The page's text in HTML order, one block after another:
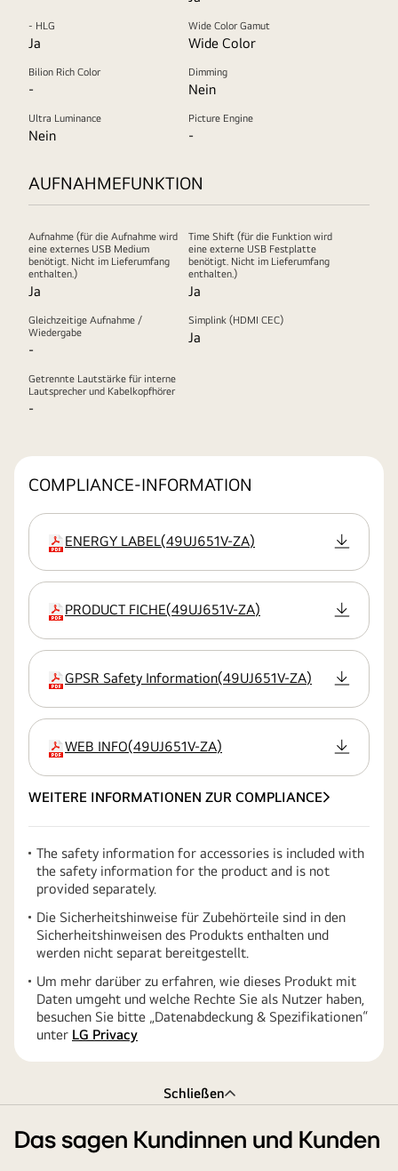
- HLG
Ja
Wide Color Gamut
Wide Color
Bilion Rich Color
-
Dimming
Nein
Ultra Luminance
Nein
Picture Engine
-
AUFNAHMEFUNKTION
Aufnahme (für die Aufnahme wird
eine externes USB Medium
benötigt. Nicht im Lieferumfang
enthalten.)
Ja
Time Shift (für die Funktion wird
eine externe USB Festplatte
benötigt. Nicht im Lieferumfang
enthalten.)
Ja
Gleichzeitige Aufnahme /
Wiedergabe
-
Simplink (HDMI CEC)
Ja
Getrennte Lautstärke für interne
Lautsprecher und Kabelkopfhörer
-
COMPLIANCE-INFORMATION
Erweiterung
ENERGY LABEL(49UJ651V-ZA)
Erweiterung
PRODUCT FICHE(49UJ651V-ZA)
Erweiterung
GPSR Safety Information(49UJ651V-ZA)
Erweiterung
WEB INFO(49UJ651V-ZA)
WEITERE INFORMATIONEN ZUR COMPLIANCE
The safety information for accessories is included with
the safety information for the product and is not
provided separately.
Die Sicherheitshinweise für Zubehörteile sind in den
Sicherheitshinweisen des Produkts enthalten und
werden nicht separat bereitgestellt.
Um mehr darüber zu erfahren, wie dieses Produkt mit
Daten umgeht und welche Rechte Sie als Nutzer haben,
besuchen Sie bitte „Datenabdeckung & Spezifikationen“
unter LG Privacy
Schließen
Das sagen Kundinnen und Kunden